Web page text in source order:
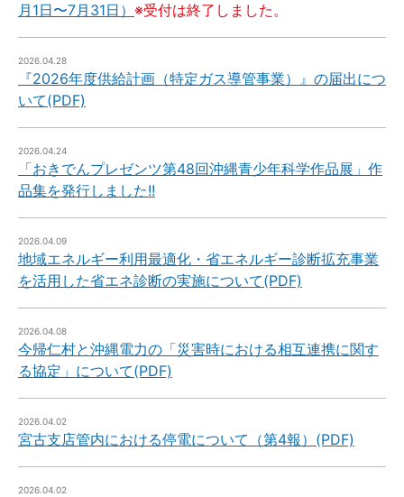
月1日〜7月31日） ※受付は終了しました。
2026.04.28
『2026年度供給計画（特定ガス導管事業）』の届出につ
いて(PDF)
2026.04.24
「おきでんプレゼンツ第48回沖縄青少年科学作品展」作
品集を発行しました!!
2026.04.09
地域エネルギー利用最適化・省エネルギー診断拡充事業
を活用した省エネ診断の実施について(PDF)
2026.04.08
今帰仁村と沖縄電力の「災害時における相互連携に関す
る協定」について(PDF)
2026.04.02
宮古支店管内における停電について（第4報）(PDF)
2026.04.02